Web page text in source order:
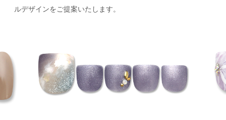
ルデザインをご提案いたします。